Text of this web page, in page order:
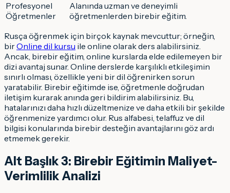
Profesyonel
Öğretmenler
Alanında uzman ve deneyimli
öğretmenlerden birebir eğitim.
Rusça öğrenmek için birçok kaynak mevcuttur; örneğin,
birOnline dil kursu ile online olarak ders alabilirsiniz.
Ancak, birebir eğitim, online kurslarda elde edilemeyen bir
dizi avantaj sunar. Online derslerde karşılıklı etkileşimin
sınırlı olması, özellikle yeni bir dil öğrenirken sorun
yaratabilir. Birebir eğitimde ise, öğretmenle doğrudan
iletişim kurarak anında geri bildirim alabilirsiniz. Bu,
hatalarınızı daha hızlı düzeltmenize ve daha etkili bir şekilde
öğrenmenize yardımcı olur. Rus alfabesi, telaffuz ve dil
bilgisi konularında birebir desteğin avantajlarını göz ardı
etmemek gerekir.
Alt Başlık 3: Birebir Eğitimin Maliyet-
Verimlilik Analizi